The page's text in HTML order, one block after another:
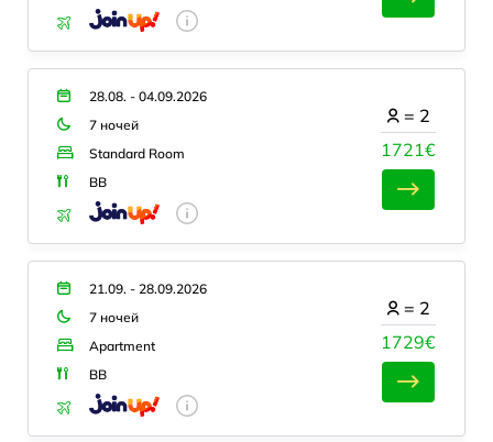
28.08. - 04.09.2026
7 ночей
Standard Room
BB
1721€
= 2
21.09. - 28.09.2026
7 ночей
Apartment
BB
1729€
= 2